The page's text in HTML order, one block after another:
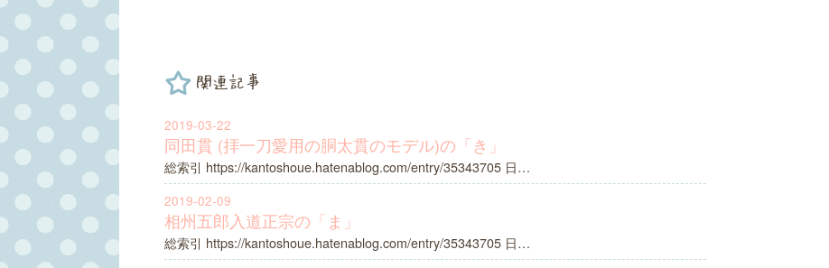
関連記事
2019-03-22
同田貫 (拝一刀愛用の胴太貫のモデル)の「き」
総索引 https://kantoshoue.hatenablog.com/entry/35343705 日…
2019-02-09
相州五郎入道正宗の「ま」
総索引 https://kantoshoue.hatenablog.com/entry/35343705 日…